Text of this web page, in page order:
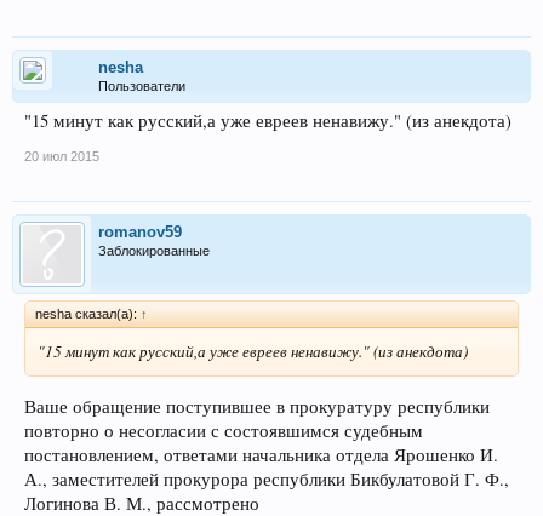
nesha
Пользователи
"15 минут как русский,а уже евреев ненавижу." (из анекдота)
20 июл 2015
romanov59
Заблокированные
nesha сказал(а): ↑
"15 минут как русский,а уже евреев ненавижу." (из анекдота)
Ваше обращение поступившее в прокуратуру республики
повторно о несогласии с состоявшимся судебным
постановлением, ответами начальника отдела Ярошенко И.
А., заместителей прокурора республики Бикбулатовой Г. Ф.,
Логинова В. М., рассмотрено